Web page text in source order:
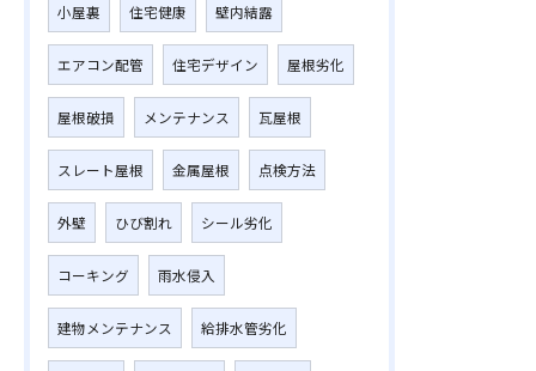
小屋裏 住宅健康 壁内結露
エアコン配管 住宅デザイン 屋根劣化
屋根破損 メンテナンス 瓦屋根
スレート屋根 金属屋根 点検方法
外壁 ひび割れ シール劣化
コーキング 雨水侵入
建物メンテナンス 給排水管劣化